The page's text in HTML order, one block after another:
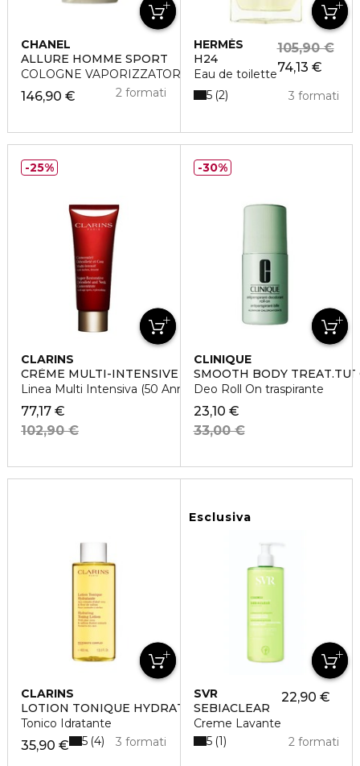
CHANEL
ALLURE HOMME SPORT
COLOGNE VAPORIZZATORE
146,90 € 2 formati
HERMÈS
H24
Eau de toilette74,13 €
105,90 €
3 formati
5 2
CLARINS
CRÈME MULTI-INTENSIVE CONCENTRÉ DÉCOLLETÉ ET
Linea Multi Intensiva (50 Anni)
77,17 €
102,90 €
25%
CLINIQUE
SMOOTH BODY TREAT.TU
Deo Roll On traspirante
23,10 €
33,00 €
30%
CLARINS
LOTION TONIQUE HYDRATANTE
Tonico Idratante
35,90 € 3 formati
5 4
Esclusiva
SVR
SEBIACLEAR
Creme Lavante
22,90 €
2 formati
5 1